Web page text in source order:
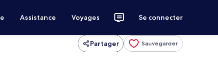
Assistance Voyages Se connecter
Partager Sauvegarder